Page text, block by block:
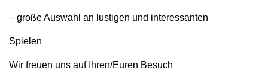
– große Auswahl an lustigen und interessanten
Spielen
Wir freuen uns auf Ihren/Euren Besuch